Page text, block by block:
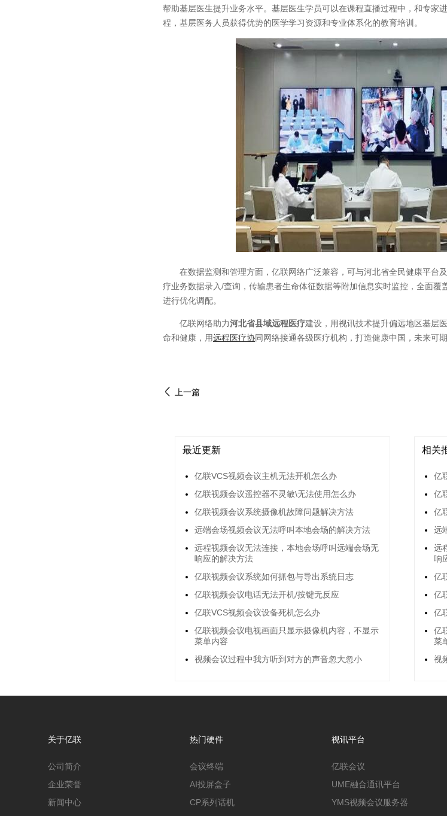
帮助基层医生提升业务水平。基层医生学员可以在课程直播过程中，和专家
程，基层医务人员获得优势的医学学习资源和专业体系化的教育培训。
在数据监测和管理方面，亿联网络广泛兼容，可与河北省全民健康平台
疗业务数据录入/查询，传输患者生命体征数据等附加信息实时监控，全面
进行优化调配。
亿联网络助力河北省县域远程医疗建设，用视讯技术提升偏远地区基层
命和健康，用远程医疗协同网络接通各级医疗机构，打造健康中国，未来可
上一篇
最近更新
亿联VCS视频会议主机无法开机怎么办
亿联视频会议遥控器不灵敏\无法使用怎么办
亿联视频会议系统摄像机故障问题解决方法
远端会场视频会议无法呼叫本地会场的解决方法
远程视频会议无法连接，本地会场呼叫远端会场无
响应的解决方法
亿联视频会议系统如何抓包与导出系统日志
亿联视频会议电话无法开机/按键无反应
亿联VCS视频会议设备死机怎么办
亿联视频会议电视画面只显示摄像机内容，不显示
菜单内容
视频会议过程中我方听到对方的声音忽大忽小
相关
亿
亿
亿
远
远
响
亿
亿
亿
亿
菜
视
关于亿联
公司简介
企业荣誉
新闻中心
热门硬件
会议终端
AI投屏盒子
CP系列话机
视讯平台
亿联会议
UME融合通讯平台
YMS视频会议服务器